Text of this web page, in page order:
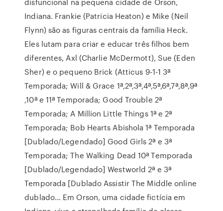
Indiana. Frankie (Patricia Heaton) e Mike (Neil
Flynn) são as figuras centrais da família Heck.
Eles lutam para criar e educar três filhos bem
diferentes, Axl (Charlie McDermott), Sue (Eden
Sher) e o pequeno Brick (Atticus 9-1-1 3ª
Temporada; Will & Grace 1ª,2ª,3ª,4ª,5ª,6ª,7ª,8ª,9ª
,10ª e 11ª Temporada; Good Trouble 2ª
Temporada; A Million Little Things 1ª e 2ª
Temporada; Bob Hearts Abishola 1ª Temporada
[Dublado/Legendado] Good Girls 2ª e 3ª
Temporada; The Walking Dead 10ª Temporada
[Dublado/Legendado] Westworld 2ª e 3ª
Temporada [Dublado Assistir The Middle online
dublado… Em Orson, uma cidade fictícia em